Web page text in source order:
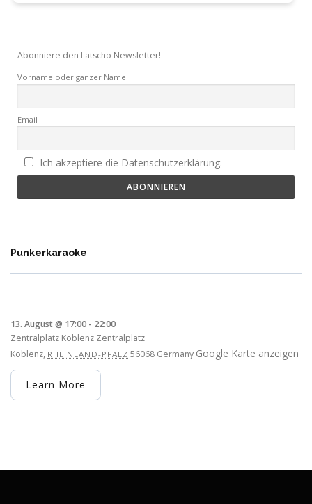
Abonniere den Latscho Newsletter!
Vorname oder ganzer Name
Email
Ich akzeptiere die Datenschutzerklärung.
Punkerkaraoke
13. August @ 17:00 - 22:00
Zentralplatz Koblenz Zentralplatz
Koblenz, RHEINLAND-PFALZ 56068 Germany Google Karte anzeigen
Learn More